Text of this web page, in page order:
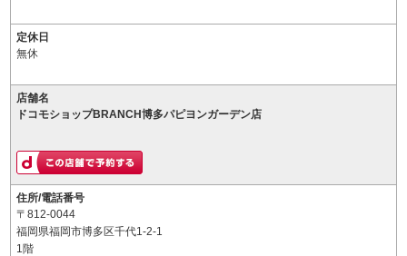
定休日
無休
店舗名
ドコモショップBRANCH博多パピヨンガーデン店
住所/電話番号
〒812-0044
福岡県福岡市博多区千代1-2-1
1階